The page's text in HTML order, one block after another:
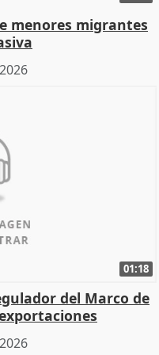
menores migrantes
01:18
del Marco de